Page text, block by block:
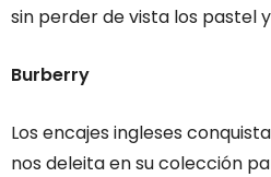
sin perder de vista los pastel
Burberry
Los encajes ingleses
nos deleita en su colección